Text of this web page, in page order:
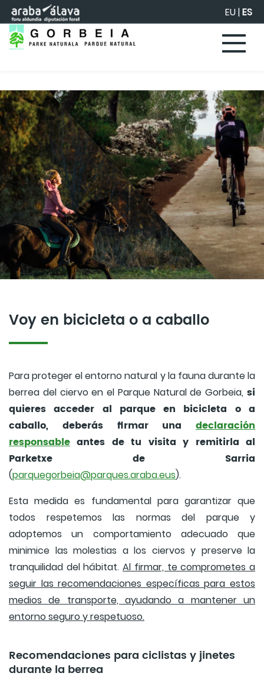
Saltar al contenido principal EU|ES
Voy en bicicleta o a caballo
Para proteger el entorno natural y la fauna durante la
berrea del ciervo en el Parque Natural de Gorbeia, si
quieres acceder al parque en bicicleta o a
caballo, deberás firmar una declaración
responsable antes de tu visita y remitirla al
Parketxe de Sarria
(parquegorbeia@parques.araba.eus).
Esta medida es fundamental para garantizar que
todos respetemos las normas del parque y
adoptemos un comportamiento adecuado que
minimice las molestias a los ciervos y preserve la
tranquilidad del hábitat.Al firmar, te comprometes a
seguir las recomendaciones específicas para estos
medios de transporte, ayudando a mantener un
entorno seguro y respetuoso.
Recomendaciones para ciclistas y jinetes
durante la berrea